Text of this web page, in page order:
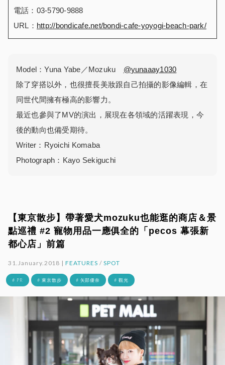
電話：03-5790-9888
URL： http://bondicafe.net/bondi-cafe-yoyogi-beach-park/
Model：Yuna Yabe／Mozuku @yunaaay1030
除了穿搭以外，也很擅長美妝跟自己拍攝的影像編輯，在
同世代間擁有極高的影響力。
最近也參與了MV的演出，展現在各領域的活躍表現，今
後的動向也備受期待。
Writer：Ryoichi Komaba
Photograph：Kayo Sekiguchi
【東京散步】帶著愛犬mozuku也能逛的商店＆景
點巡禮 #2 寵物用品一應俱全的「pecos 幕張新
都心店」前篇
31.January.2018 |FEATURES / SPOT
# PR # 東京散步 # 矢部優奈 # 觀光